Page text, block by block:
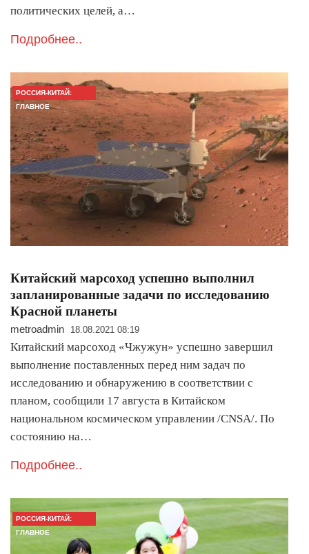
политических целей, а…
Подробнее..
РОССИЯ-КИТАЙ:
ГЛАВНОЕ
Китайский марсоход успешно выполнил
запланированные задачи по исследованию
Красной планеты
metroadmin 18.08.2021 08:19
Китайский марсоход «Чжужун» успешно завершил
выполнение поставленных перед ним задач по
исследованию и обнаружению в соответствии с
планом, сообщили 17 августа в Китайском
национальном космическом управлении /CNSA/. По
состоянию на…
Подробнее..
РОССИЯ-КИТАЙ:
ГЛАВНОЕ